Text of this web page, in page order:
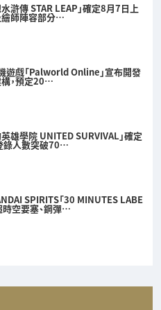
滸傳 STAR LEAP」確定8月7日上
繪師陣容部分…
遊戲「Palworld Online」宣布開發
構，預定20…
雄學院 UNITED SURVIVAL」確定
錄人數突破70…
SPIRITS「30 MINUTES LABE
時空要塞、鋼彈…